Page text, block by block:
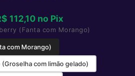
112,10 no Pix
(Fanta com Morango)
com Morango)
com limão gelado)